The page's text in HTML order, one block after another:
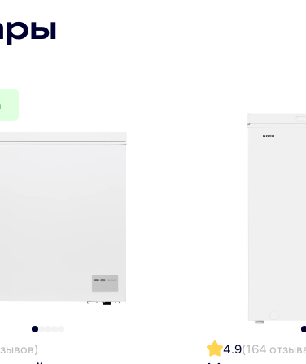
-12 до -24 °С, а также режим
ручки и утопленные в
ларя легко снимаются и практичны в
4.9(164